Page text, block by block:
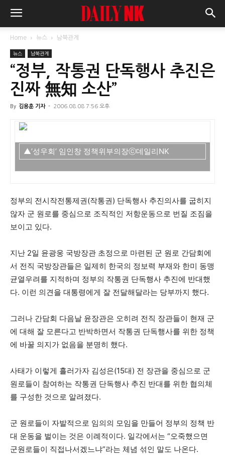
Home 뉴스 남북관계
뉴스 남북관계
“정부, 작통권 단독행사 추진은
진짜 無知 소산”
By 김용훈 기자 - 2006.08.08 7:56 오후
▲’성우회’ 임인창 정책위부의장ⓒ데일리NK
정부의 전시작전통제권(작통권) 단독행사 추진의사를 굽히지
않자 군 원로를 중심으로 조직적인 저항운동으로 번질 조짐을
보이고 있다.
지난 2일 윤광웅 국방장관 초정으로 마련된 군 원로 간담회에
서 전직 국방장관들은 일제히 한국의 정보력 부재와 한미 동맹
균열우려를 지적하며 정부의 작통권 단독행사 추진에 반대했
다. 이런 의견을 대통령에게 잘 전달해달라는 당부까지 했다.
그러나 간담회 다음날 윤장관은 오히려 전직 장관들이 현재 군
에 대해 잘 모른다고 반박하면서 작통권 단독행사를 위한 정책
에 바꿀 의지가 없음을 분명히 했다.
사태가 이렇게 흘러가자 김성은(15대) 전 장관을 중심으로 군
원로들이 참여하는 작통권 단독행사 추진 반대를 위한 협의체
를 구성한 것으로 알려졌다.
군 원로들이 자발적으로 임의의 모임을 만들어 정부의 정책 반
대 운동을 벌이는 것은 이례적이다. 일각에서는 “오죽했으면
군원로들이 직접나서겠느냐”라는 체념 섞인 말도 나온다.